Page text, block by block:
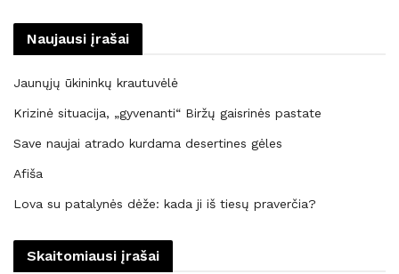
Naujausi įrašai
Jaunųjų ūkininkų krautuvėlė
Krizinė situacija, „gyvenanti“ Biržų gaisrinės pastate
Save naujai atrado kurdama desertines gėles
Afiša
Lova su patalynės dėže: kada ji iš tiesų praverčia?
Skaitomiausi įrašai